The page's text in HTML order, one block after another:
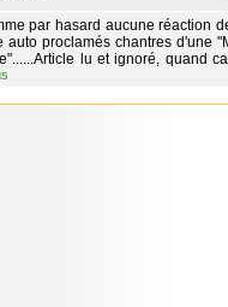
par hasard aucune réaction
auto proclamés chantres d'une
lu et ignoré, quand